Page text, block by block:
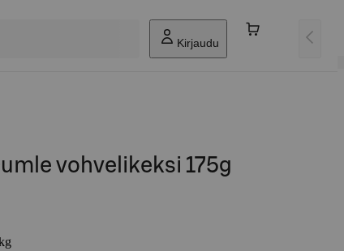
Kirjaudu
vohvelikeksi 175g